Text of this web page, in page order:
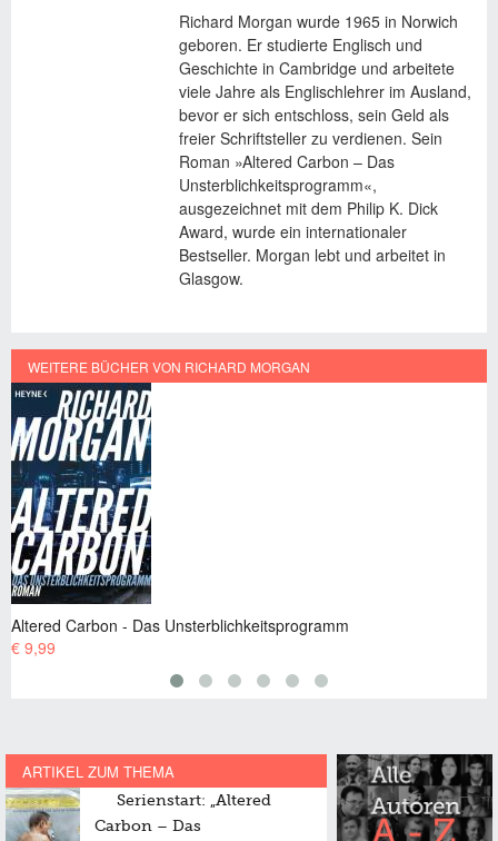
Richard Morgan wurde 1965 in Norwich
geboren. Er studierte Englisch und
Geschichte in Cambridge und arbeitete
viele Jahre als Englischlehrer im Ausland,
bevor er sich entschloss, sein Geld als
freier Schriftsteller zu verdienen. Sein
Roman »Altered Carbon – Das
Unsterblichkeitsprogramm«,
ausgezeichnet mit dem Philip K. Dick
Award, wurde ein internationaler
Bestseller. Morgan lebt und arbeitet in
Glasgow.
WEITERE BÜCHER VON RICHARD MORGAN
- Das Unsterblichkeitsprogramm
ARTIKEL ZUM THEMA
Serienstart: „Altered
Carbon – Das